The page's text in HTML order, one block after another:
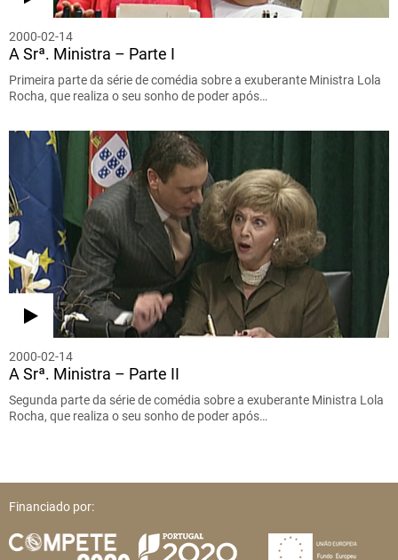
2000-02-14
A Srª. Ministra – Parte I
Primeira parte da série de comédia sobre a exuberante Ministra Lola
Rocha, que realiza o seu sonho de poder após…
2000-02-14
A Srª. Ministra – Parte II
Segunda parte da série de comédia sobre a exuberante Ministra Lola
Rocha, que realiza o seu sonho de poder após…
Financiado por: